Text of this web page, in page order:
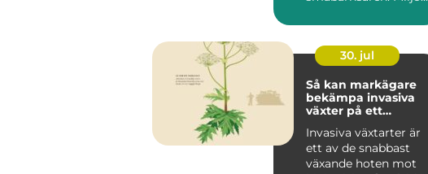
barngruppens...
30. jul
Så kan markägare
bekämpa invasiva
växter på ett
Invasiva växtarter är
ett av de snabbast
växande hoten mot